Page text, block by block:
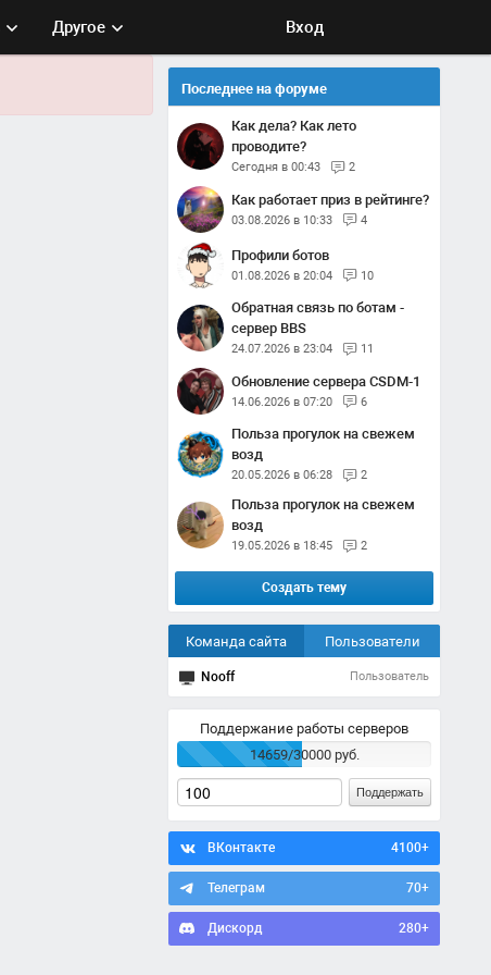
Другое Вход
Последнее на форуме
Как дела? Как лето
проводите?
Сегодня в 00:43 2
Как работает приз в рейтинге?
03.08.2026 в 10:33 4
Профили ботов
01.08.2026 в 20:04 10
Обратная связь по ботам -
сервер BBS
24.07.2026 в 23:04 11
Обновление сервера CSDM-1
14.06.2026 в 07:20 6
Польза прогулок на свежем
возд
20.05.2026 в 06:28 2
Польза прогулок на свежем
возд
19.05.2026 в 18:45 2
Создать тему
Команда сайта Пользователи
Nooff Пользователь
Поддержание работы серверов
14659/30000 руб.
Поддержать
ВКонтакте 4100+
Телеграм 70+
Дискорд 280+